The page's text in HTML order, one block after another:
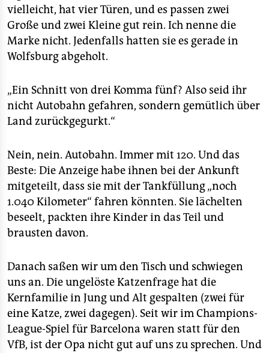
vielleicht, hat vier Türen, und es passen zwei
Große und zwei Kleine gut rein. Ich nenne die
Marke nicht. Jedenfalls hatten sie es gerade in
Wolfsburg abgeholt.
„Ein Schnitt von drei Komma fünf? Also seid ihr
nicht Autobahn gefahren, sondern gemütlich über
Land zurückgegurkt.“
Nein, nein. Autobahn. Immer mit 120. Und das
Beste: Die Anzeige habe ihnen bei der Ankunft
mitgeteilt, dass sie mit der Tankfüllung „noch
1.040 Kilometer“ fahren könnten. Sie lächelten
beseelt, packten ihre Kinder in das Teil und
brausten davon.
Danach saßen wir um den Tisch und schwiegen
uns an. Die ungelöste Katzenfrage hat die
Kernfamilie in Jung und Alt gespalten (zwei für
eine Katze, zwei dagegen). Seit wir im Champions-
League-Spiel für Barcelona waren statt für den
VfB, ist der Opa nicht gut auf uns zu sprechen. Und